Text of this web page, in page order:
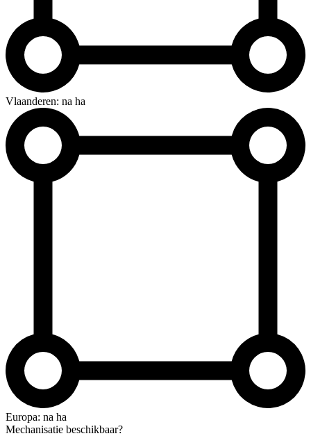
Vlaanderen: na ha
Europa: na ha
Mechanisatie beschikbaar?